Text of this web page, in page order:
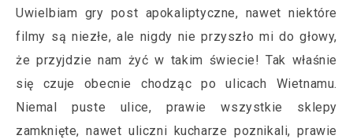
Uwielbiam gry post apokaliptyczne, nawet niektóre
filmy są niezłe, ale nigdy nie przyszło mi do głowy,
że przyjdzie nam żyć w takim świecie! Tak właśnie
się czuje obecnie chodząc po ulicach Wietnamu.
Niemal puste ulice, prawie wszystkie sklepy
zamknięte, nawet uliczni kucharze poznikali, prawie